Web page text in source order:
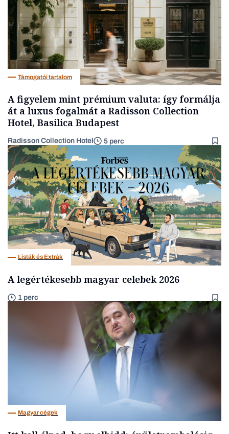
Támogatói tartalom
A figyelem mint prémium valuta: így formálja
át a luxus fogalmát a Radisson Collection
Hotel, Basilica Budapest
Radisson Collection Hotel 5 perc
Listák és Extrák
A legértékesebb magyar celebek 2026
1 perc
Magyar cégek